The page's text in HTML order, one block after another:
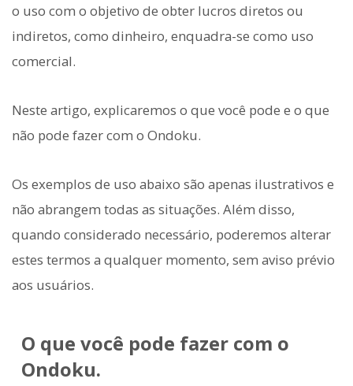
o uso com o objetivo de obter lucros diretos ou
indiretos, como dinheiro, enquadra-se como uso
comercial.
Neste artigo, explicaremos o que você pode e o que
não pode fazer com o Ondoku.
Os exemplos de uso abaixo são apenas ilustrativos e
não abrangem todas as situações. Além disso,
quando considerado necessário, poderemos alterar
estes termos a qualquer momento, sem aviso prévio
aos usuários.
O que você pode fazer com o
Ondoku.